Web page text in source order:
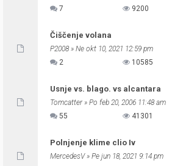
7
9200
Čiščenje volana
P2008 » Ne okt 10, 2021 12:59 pm
2
10585
Usnje vs. blago. vs alcantara
Tomcatter» Po feb 20, 2006 11:48 am
55
41301
Polnjenje klime clio Iv
MercedesV» Pe jun 18, 2021 9:14 pm